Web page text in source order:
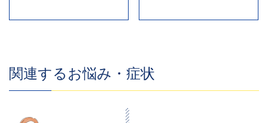
関連するお悩み・症状